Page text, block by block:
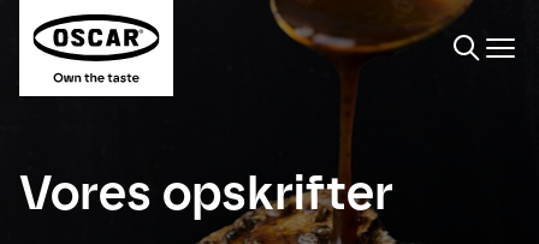
Søge
Vores opskrifter